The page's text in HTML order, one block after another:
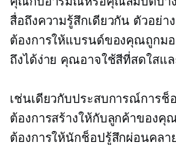
สื่อถึงความรู้สึกเดียวกัน ตัวอย่
ต้องการให้แบรนด์ของคุณถูกมอ
ถึงได้ง่าย คุณอาจใช้สีที่สดใสแล
เช่นเดียวกับประสบการณ์การ
ต้องการสร้างให้กับลูกค้าของ
ต้องการให้นักช็อปรู้สึกผ่อนคลา